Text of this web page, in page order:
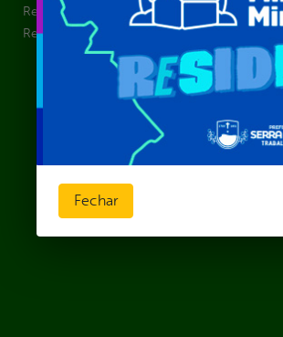
Recursos Humanos
Renúncias de Receitas
Fechar